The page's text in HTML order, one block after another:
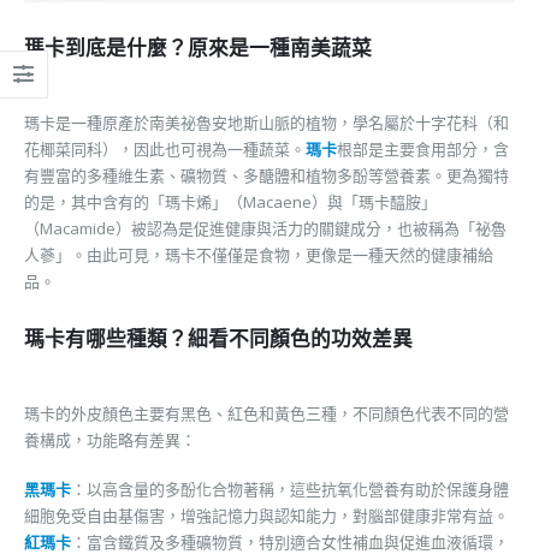
瑪卡到底是什麼？原來是一種南美蔬菜
瑪卡是一種原產於南美祕魯安地斯山脈的植物，學名屬於十字花科（和
花椰菜同科），因此也可視為一種蔬菜。 瑪卡根部是主要食用部分，含
有豐富的多種維生素、礦物質、多醣體和植物多酚等營養素。更為獨特
的是，其中含有的「瑪卡烯」（Macaene）與「瑪卡醯胺」
（Macamide）被認為是促進健康與活力的關鍵成分，也被稱為「祕魯
人蔘」。由此可見，瑪卡不僅僅是食物，更像是一種天然的健康補給
品。
瑪卡有哪些種類？細看不同顏色的功效差異
瑪卡的外皮顏色主要有黑色、紅色和黃色三種，不同顏色代表不同的營
養構成，功能略有差異：
黑瑪卡 ：以高含量的多酚化合物著稱，這些抗氧化營養有助於保護身體
細胞免受自由基傷害，增強記憶力與認知能力，對腦部健康非常有益。
紅瑪卡 ：富含鐵質及多種礦物質，特別適合女性補血與促進血液循環，